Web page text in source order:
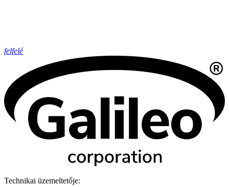
felfelé
Technikai üzemeltetője: